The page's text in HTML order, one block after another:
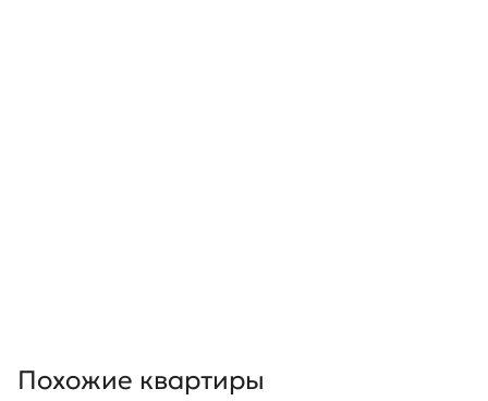
Похожие квартиры